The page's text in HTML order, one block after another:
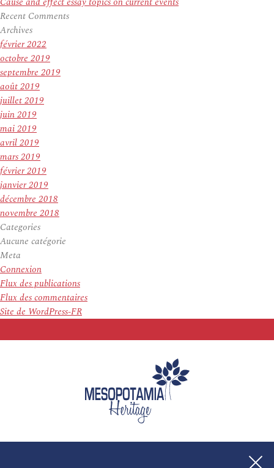
Recent Comments
Archives
février 2022
octobre 2019
septembre 2019
août 2019
juillet 2019
juin 2019
mai 2019
avril 2019
mars 2019
février 2019
janvier 2019
décembre 2018
novembre 2018
Categories
Aucune catégorie
Meta
Connexion
Flux des publications
Flux des commentaires
Site de WordPress-FR